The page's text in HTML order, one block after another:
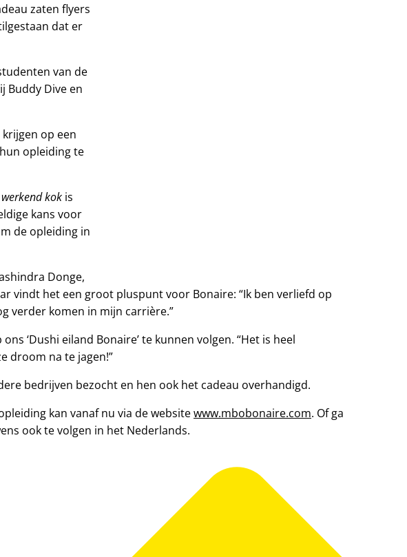
zaten flyers
dat er
van de
Buddy Dive en
op een
opleiding te
kok is
kans voor
de opleiding in
Donge,
vindt het een groot pluspunt voor Bonaire: “Ik ben verliefd op
verder komen in mijn carrière.”
‘Dushi eiland Bonaire’ te kunnen volgen. “Het is heel
droom na te jagen!”
bedrijven bezocht en hen ook het cadeau overhandigd.
kan vanaf nu via de websitewww.mbobonaire.com. Of ga
ook te volgen in het Nederlands.